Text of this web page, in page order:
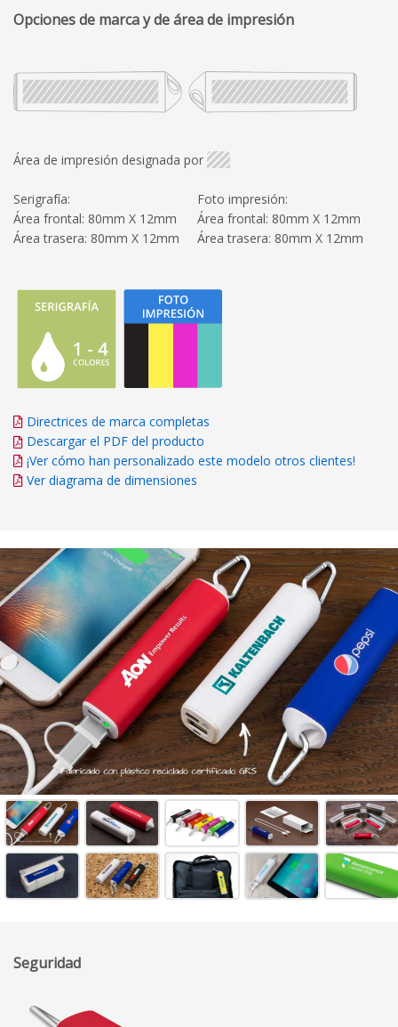
Opciones de marca y de área de impresión
Área de impresión designada por
Serigrafía:
Área frontal: 80mm X 12mm
Área trasera: 80mm X 12mm
Foto impresión:
Área frontal: 80mm X 12mm
Área trasera: 80mm X 12mm
Directrices de marca completas
Descargar el PDF del producto
¡Ver cómo han personalizado este modelo otros clientes!
Ver diagrama de dimensiones
Seguridad